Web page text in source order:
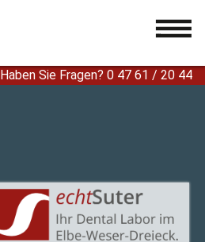
Haben Sie Fragen? 0 47 61 / 20 44
...